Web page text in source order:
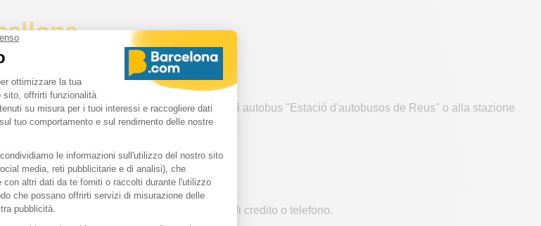
Reus in autobus
di Reus e alla sua stazione centrale degli autobus "Estació d'autobusos de Reus" o alla stazione
ben indicata nel terminal.
linea di autobus è "Reus Transport
Reussu questa pagina
a bordo dell'autobus con contanti, carta di credito o telefono.